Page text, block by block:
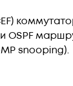
snooping).